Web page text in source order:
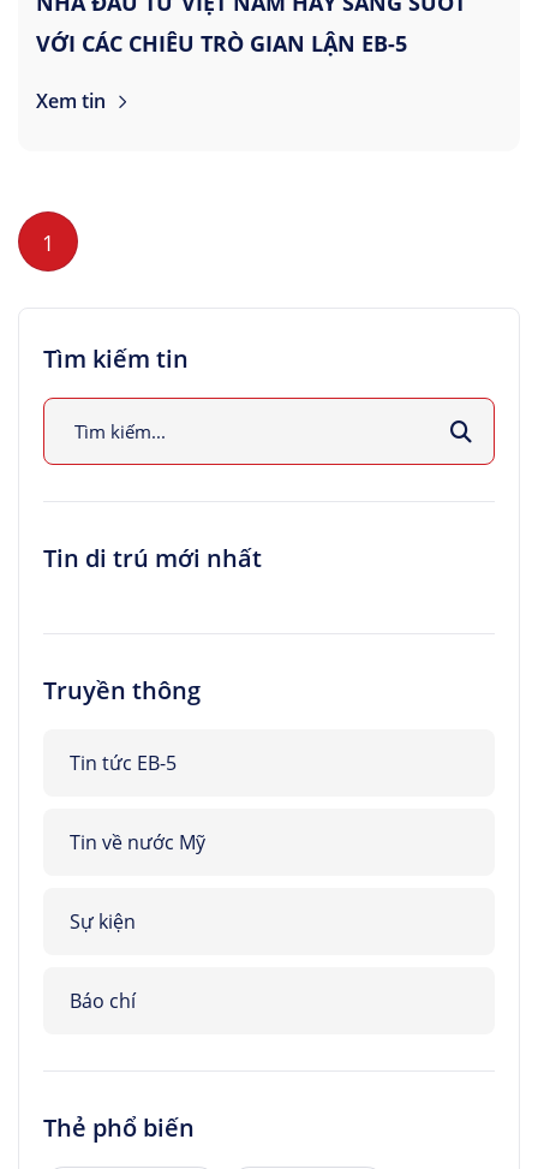
VỚI CÁC CHIÊU TRÒ GIAN LẬN EB-5
Xem tin
1
Tìm kiếm tin
Tin di trú mới nhất
Truyền thông
Tin tức EB-5
Tin về nước Mỹ
Sự kiện
Báo chí
Thẻ phổ biến